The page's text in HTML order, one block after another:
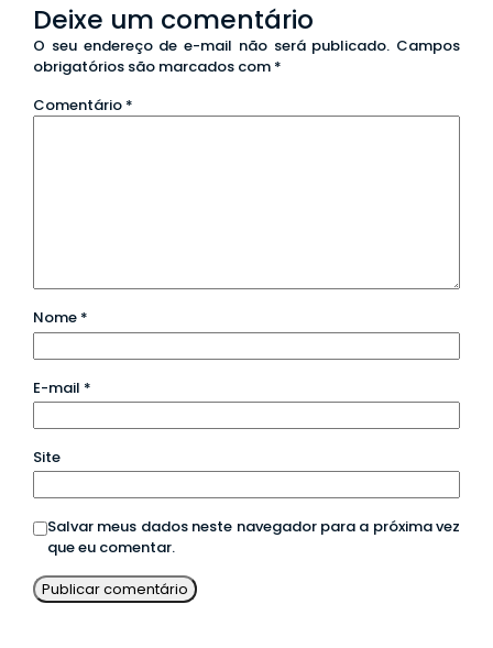
Deixe um comentário
O seu endereço de e-mail não será publicado. Campos
obrigatórios são marcados com *
Comentário *
Nome *
E-mail *
Site
Salvar meus dados neste navegador para a próxima vez
que eu comentar.